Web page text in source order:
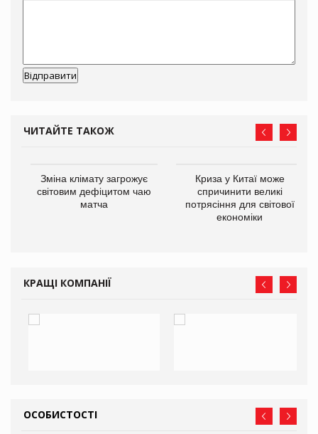
ЧИТАЙТЕ ТАКОЖ
Зміна клімату загрожує
світовим дефіцитом чаю
матча
Криза у Китаї може
спричинити великі
потрясіння для світової
економіки
КРАЩІ КОМПАНІЇ
ОСОБИСТОСТІ